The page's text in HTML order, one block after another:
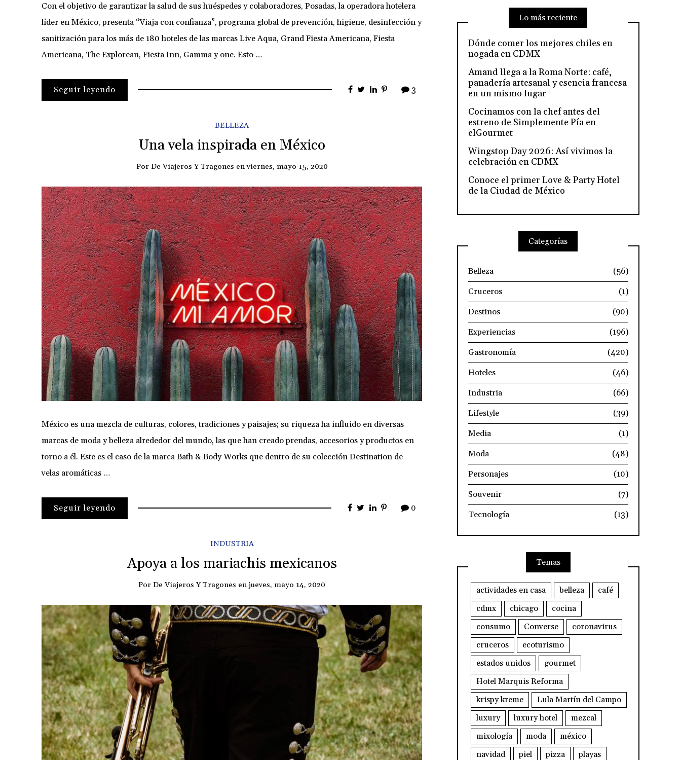
Con el objetivo de garantizar la salud de sus huéspedes y colaboradores, Posadas, la operadora hotelera
líder en México, presenta “Viaja con confianza”, programa global de prevención, higiene, desinfección y
sanitización para los más de 180 hoteles de las marcas Live Aqua, Grand Fiesta Americana, Fiesta
Americana, The Explorean, Fiesta Inn, Gamma y one. Esto …
Seguir leyendo 3
BELLEZA
Una vela inspirada en México
Por De Viajeros Y Tragones enviernes, mayo 15, 2020
México es una mezcla de culturas, colores, tradiciones y paisajes; su riqueza ha influido en diversas
marcas de moda y belleza alrededor del mundo, las que han creado prendas, accesorios y productos en
torno a él. Este es el caso de la marca Bath & Body Works que dentro de su colección Destination de
velas aromáticas …
Seguir leyendo 0
INDUSTRIA
Apoya a los mariachis mexicanos
PorDe Viajeros Y Tragones enjueves, mayo 14, 2020
Lo más reciente
Dónde comer los mejores chiles en
nogada en CDMX
Amand llega a la Roma Norte: café,
panadería artesanal y esencia francesa
en un mismo lugar
Cocinamos con la chef antes del
estreno de Simplemente Pía en
elGourmet
Wingstop Day 2026: Así vivimos la
celebración en CDMX
Conoce el primer Love & Party Hotel
de la Ciudad de México
Categorías
Belleza
(56)
Cruceros
(1)
Destinos
(90)
Experiencias
(196)
Gastronomía
(420)
Hoteles
(46)
Industria
(66)
Lifestyle
(39)
Media
(1)
Moda
(48)
Personajes
(10)
Souvenir
(7)
Tecnología
(13)
Temas
actividades en casa belleza
café
cdmx
chicago
cocina
consumo
Converse
coronavirus
cruceros
ecoturismo
estados unidos
gourmet
Hotel Marquis Reforma
krispy kreme
Lula Martín del Campo
luxury
luxury hotel
mezcal
mixología
moda
méxico
navidad
piel pizza
playas